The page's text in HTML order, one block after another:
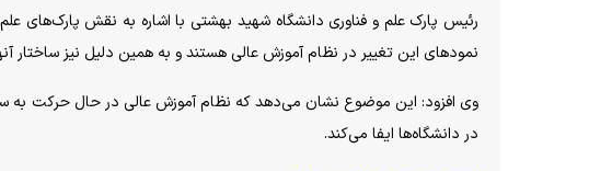
رئیس پارک علم و فناوری دانشگاه شهید بهشتی با اشاره به نقش پارک‌های
نمود‌های این تغییر در نظام آموزش عالی هستند و به همین دلیل نیز ساختار
وی افزود: این موضوع نشان می‌دهد که نظام آموزش عالی در حال حرکت به
در دانشگاه‌ها ایفا می‌کند.